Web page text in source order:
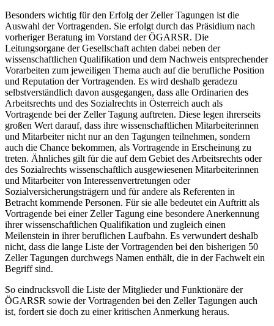
Besonders wichtig für den Erfolg der Zeller Tagungen ist die
Auswahl der Vortragenden. Sie erfolgt durch das Präsidium nach
vorheriger Beratung im Vorstand der ÖGARSR. Die
Leitungsorgane der Gesellschaft achten dabei neben der
wissenschaftlichen Qualifikation und dem Nachweis entsprechender
Vorarbeiten zum jeweiligen Thema auch auf die berufliche Position
und Reputation der Vortragenden. Es wird deshalb geradezu
selbstverständlich davon ausgegangen, dass alle Ordinarien des
Arbeitsrechts und des Sozialrechts in Österreich auch als
Vortragende bei der Zeller Tagung auftreten. Diese legen ihrerseits
großen Wert darauf, dass ihre wissenschaftlichen Mitarbeiterinnen
und Mitarbeiter nicht nur an den Tagungen teilnehmen, sondern
auch die Chance bekommen, als Vortragende in Erscheinung zu
treten. Ähnliches gilt für die auf dem Gebiet des Arbeitsrechts oder
des Sozialrechts wissenschaftlich ausgewiesenen Mitarbeiterinnen
und Mitarbeiter von Interessenvertretungen oder
Sozialversicherungsträgern und für andere als Referenten in
Betracht kommende Personen. Für sie alle bedeutet ein Auftritt als
Vortragende bei einer Zeller Tagung eine besondere Anerkennung
ihrer wissenschaftlichen Qualifikation und zugleich einen
Meilenstein in ihrer beruflichen Laufbahn. Es verwundert deshalb
nicht, dass die lange Liste der Vortragenden bei den bisherigen 50
Zeller Tagungen durchwegs Namen enthält, die in der Fachwelt ein
Begriff sind.
So eindrucksvoll die Liste der Mitglieder und Funktionäre der
ÖGARSR sowie der Vortragenden bei den Zeller Tagungen auch
ist, fordert sie doch zu einer kritischen Anmerkung heraus.